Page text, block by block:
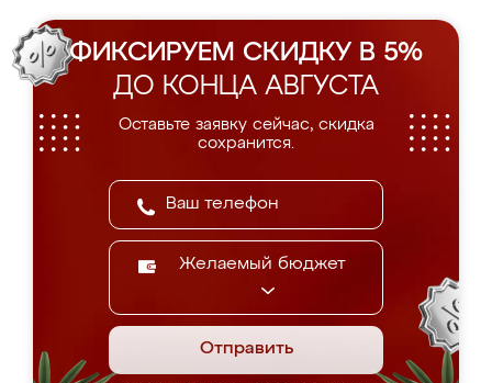
ФИКСИРУЕМ СКИДКУ В 5%
ДО КОНЦА АВГУСТА
Оставьте заявку сейчас, скидка
сохранится.
Желаемый бюджет
Отправить